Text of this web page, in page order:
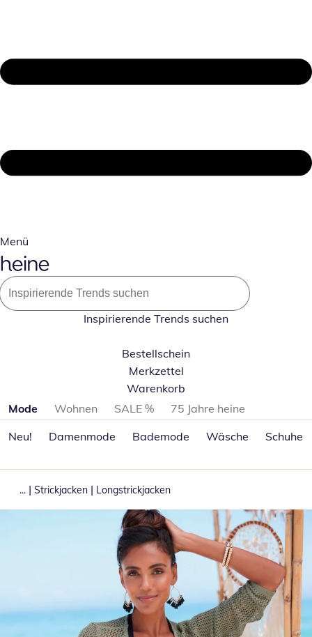
Menü
Inspirierende Trends suchen
Bestellschein
Merkzettel
Warenkorb
Produktkategorien überspringen
Mode Wohnen SALE %
75 Jahre heine
Neu!
Damenmode Bademode Wäsche Schuhe
... | Strickjacken | Longstrickjacken